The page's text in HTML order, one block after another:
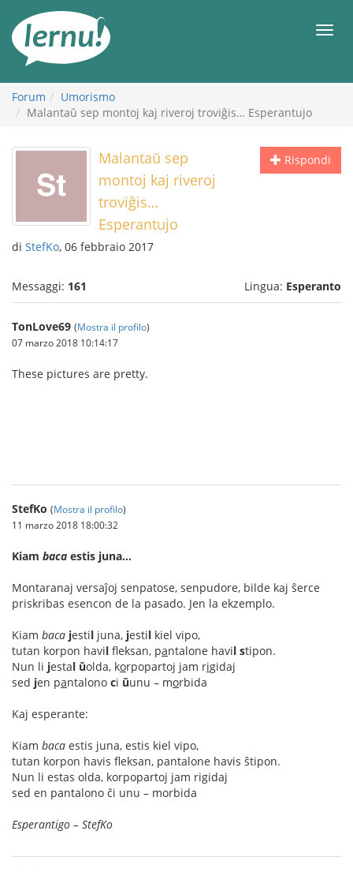
all’indice
Forum
Umorismo
Malantaŭ sep montoj kaj riveroj troviĝis… Esperantujo
Rispondi
Malantaŭ sep
montoj kaj riveroj
troviĝis…
Esperantujo
di StefKo, 06 febbraio 2017
Messaggi: 161 Lingua: Esperanto
TonLove69 (Mostra il profilo)
07 marzo 2018 10:14:17
These pictures are pretty.
StefKo (Mostra il profilo)
11 marzo 2018 18:00:32
Kiam baca estis juna…
Montaranaj versaĵoj senpatose, senpudore, bilde kaj ŝerce
priskribas esencon de la pasado. Jen la ekzemplo.
Kiam baca jestil juna, jestil kiel vipo,
tutan korpon havil fleksan, pantalone havil stipon.
Nun li jestal ŭolda, korpopartoj jam rigidaj
sed jen pantalono ci ŭunu – morbida
Kaj esperante:
Kiam baca estis juna, estis kiel vipo,
tutan korpon havis fleksan, pantalone havis ŝtipon.
Nun li estas olda, korpopartoj jam rigidaj
sed en pantalono ĉi unu – morbida
Esperantigo – StefKo